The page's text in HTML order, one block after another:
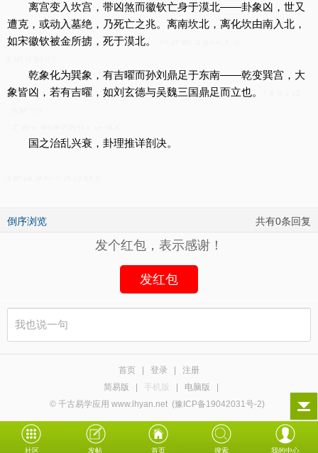
离宫变入坎宫，带凶煞而徽钦亡身于漠北——卦象凶，世又
遭克，或动入墓绝，乃死亡之兆。离南坎北，离化坎由南入北，
如宋徽钦被金所掳，死于漠北。
乾象化为巽象，有吉曜而孙刘鼎足于东南——乾变巽宫，大
象皆凶，若有吉曜，如刘玄德与吴魏三国鼎足而立也。
国之治乱兴衰，卦理推详剖决。
倒序浏览 共有0条回复
发个红包，表示感谢！
发红包
首页 登录
注册
简易版
手机版 电脑版
© 千古易学应用 www.lhyan.net (豫ICP备19042031号-2)
社区 发帖 首页 搜索 我的中心